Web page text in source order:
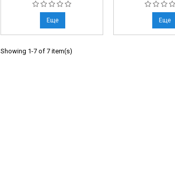
Еще Еще
Showing 1-7 of 7 item(s)